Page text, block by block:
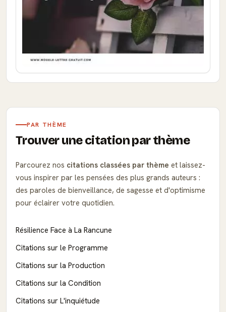
PAR THÈME
Trouver une citation par thème
Parcourez nos citations classées par thème et laissez-
vous inspirer par les pensées des plus grands auteurs :
des paroles de bienveillance, de sagesse et d'optimisme
pour éclairer votre quotidien.
Résilience Face à La Rancune
Citations sur le Programme
Citations sur la Production
Citations sur la Condition
Citations sur L'inquiétude